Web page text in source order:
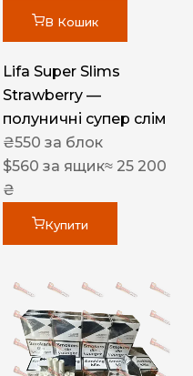
В Кошик
Lifa Super Slims
Strawberry —
полуничні супер слім
₴550 за блок
$560 за ящик≈ 25 200
₴
Купити